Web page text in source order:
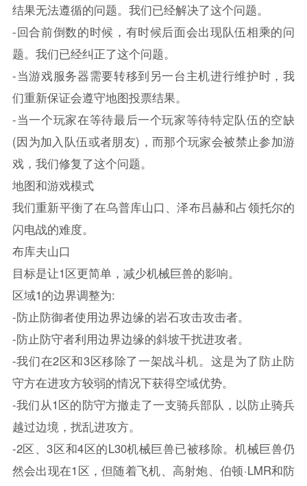
结果无法遵循的问题。我们已经解决了这个问题。
-回合前倒数的时候，有时候后面会出现队伍相乘的问
题。我们已经纠正了这个问题。
-当游戏服务器需要转移到另一台主机进行维护时，我
们重新保证会遵守地图投票结果。
-当一个玩家在等待最后一个玩家等待特定队伍的空缺
(因为加入队伍或者朋友)，而那个玩家会被禁止参加游
戏，我们修复了这个问题。
地图和游戏模式
我们重新平衡了在乌普库山口、泽布吕赫和占领托尔的
闪电战的难度。
布库夫山口
目标是让1区更简单，减少机械巨兽的影响。
区域1的边界调整为:
-防止防御者使用边界边缘的岩石攻击攻击者。
-防止防守者利用边界边缘的斜坡干扰进攻者。
-我们在2区和3区移除了一架战斗机。这是为了防止防
守方在进攻方较弱的情况下获得空域优势。
-我们从1区的防守方撤走了一支骑兵部队，以防止骑兵
越过边境，扰乱进攻方。
-2区、3区和4区的L30机械巨兽已被移除。机械巨兽仍
然会出现在1区，但随着飞机、高射炮、伯顿·LMR和防